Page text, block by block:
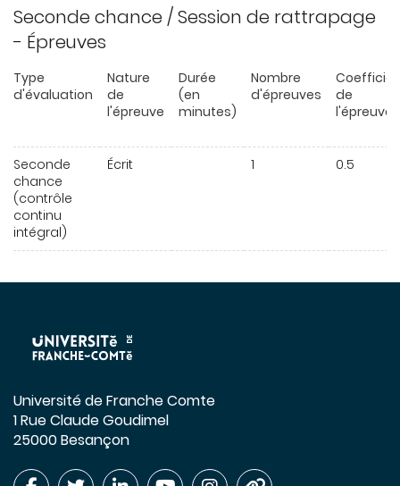
Seconde chance / Session de rattrapage
- Épreuves
Type
d'évaluation
Nature
de
l'épreuve
Durée
(en
minutes)
Nombre
d'épreuves
de
l'épreuve
Seconde
chance
(contrôle
continu
intégral)
Écrit 1 0.5
Université de Franche Comte
1 Rue Claude Goudimel
25000 Besançon